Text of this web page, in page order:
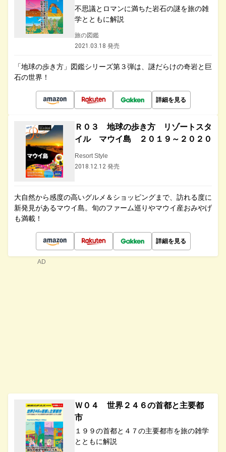
不思議とロマンに満ちた岩石の謎を旅の雑
学とともに解説
旅の図鑑
2021.03.18 発売
「地球の歩き方」図鑑シリーズ第３弾は、謎だらけの奇岩と巨
石の世界！
詳細を見る
Ｒ０３ 地球の歩き方 リゾートスタ
イル マウイ島 ２０１９～２０２０
Resort Style
2018.12.12 発売
大自然から感度の高いグルメ＆ショッピングまで、訪れる度に
新発見があるマウイ島。旬のファーム巡りやマウイ産おみやげ
も満載！
詳細を見る
Ｗ０４ 世界２４６の首都と主要都
市
１９９の首都と４７の主要都市を旅の雑学
とともに解説
AD